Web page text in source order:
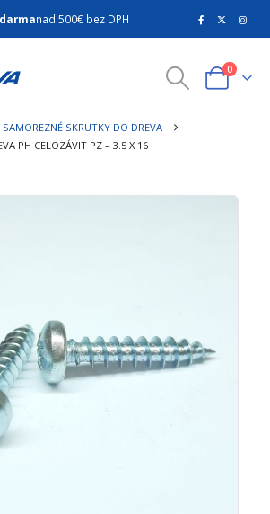
nad 500€ bez DPH
0
SAMOREZNÉ SKRUTKY DO DREVA
PH CELOZÁVIT PZ – 3.5 X 16